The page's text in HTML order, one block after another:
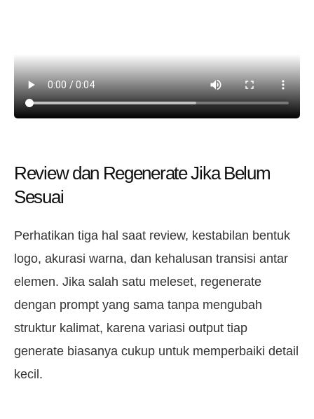
Review dan Regenerate Jika Belum
Sesuai
Perhatikan tiga hal saat review, kestabilan bentuk
logo, akurasi warna, dan kehalusan transisi antar
elemen. Jika salah satu meleset, regenerate
dengan prompt yang sama tanpa mengubah
struktur kalimat, karena variasi output tiap
generate biasanya cukup untuk memperbaiki detail
kecil.